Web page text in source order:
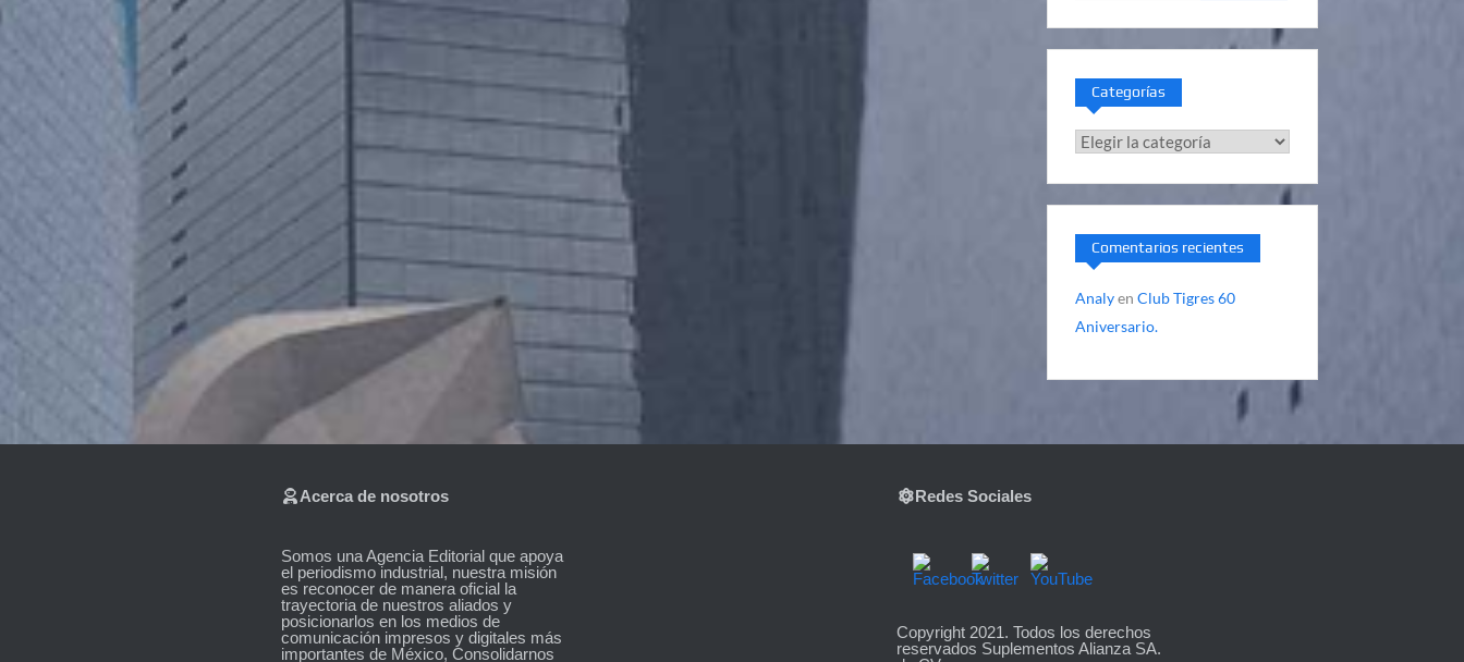
más
importantes
de
actualidad
en
México.
Categorías
Categorías
Comentarios recientes
Analyen Club Tigres 60
Aniversario.
Acerca de nosotros
Somos una Agencia Editorial que apoya
el periodismo industrial, nuestra misión
es reconocer de manera oficial la
trayectoria de nuestros aliados y
posicionarlos en los medios de
comunicación impresos y digitales más
importantes de México, Consolidarnos
Redes Sociales
Copyright 2021. Todos los derechos
reservados Suplementos Alianza SA.